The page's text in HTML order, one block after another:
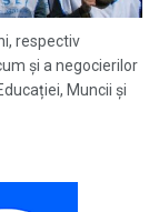
respectiv
și a negocierilor
Muncii și